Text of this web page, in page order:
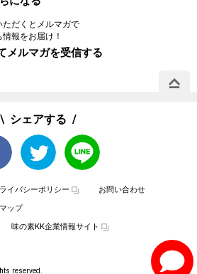
ただくとメルマガで
報をお届け！
メルマガを受信する
シェアする
イバシーポリシー
お問い合わせ
ップ
味の素KK企業情報サイト
reserved.